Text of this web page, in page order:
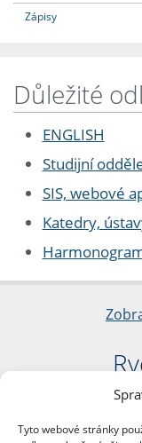
Tyto webové stránky
Zápisy
Důležité
ENGLISH
Studijní
SIS, webové
Katedry,